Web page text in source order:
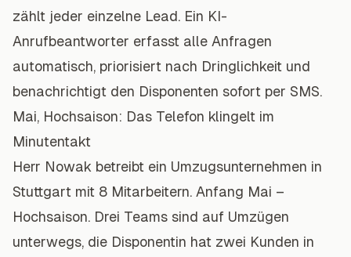
zählt jeder einzelne Lead. Ein KI-
Anrufbeantworter erfasst alle Anfragen
automatisch, priorisiert nach Dringlichkeit und
benachrichtigt den Disponenten sofort per SMS.
Mai, Hochsaison: Das Telefon klingelt im
Minutentakt
Herr Nowak betreibt ein Umzugsunternehmen in
Stuttgart mit 8 Mitarbeitern. Anfang Mai –
Hochsaison. Drei Teams sind auf Umzügen
unterwegs, die Disponentin hat zwei Kunden in